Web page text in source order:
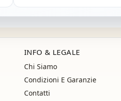
INFO & LEGALE
Chi Siamo
Condizioni E Garanzie
Contatti